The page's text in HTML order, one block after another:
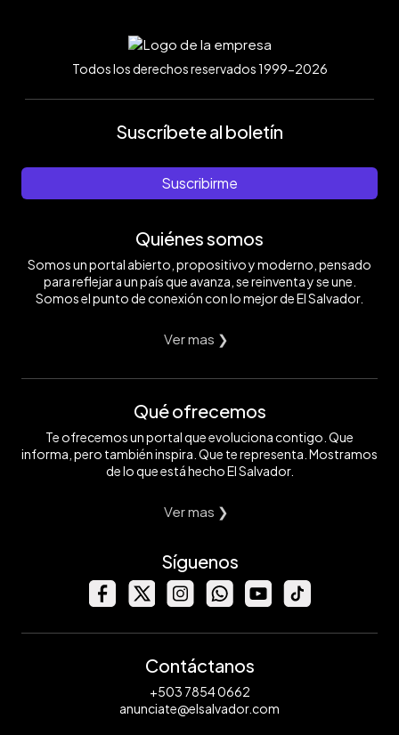
Todos los derechos reservados 1999-2026
Suscríbete al boletín
Suscribirme
Quiénes somos
Somos un portal abierto, propositivo y moderno, pensado
para reflejar a un país que avanza, se reinventa y se une.
Somos el punto de conexión con lo mejor de El Salvador.
Ver mas ❯
Qué ofrecemos
Te ofrecemos un portal que evoluciona contigo. Que
informa, pero también inspira. Que te representa. Mostramos
de lo que está hecho El Salvador.
Ver mas ❯
Síguenos
Contáctanos
+503 7854 0662
anunciate@elsalvador.com